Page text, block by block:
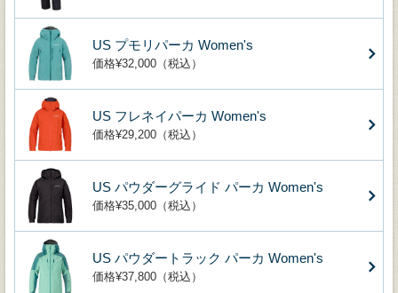
US プモリパーカ Women's
価格¥32,000（税込）
US フレネイパーカ Women's
価格¥29,200（税込）
US パウダーグライド パーカ Women's
価格¥35,000（税込）
US パウダートラック パーカ Women's
価格¥37,800（税込）